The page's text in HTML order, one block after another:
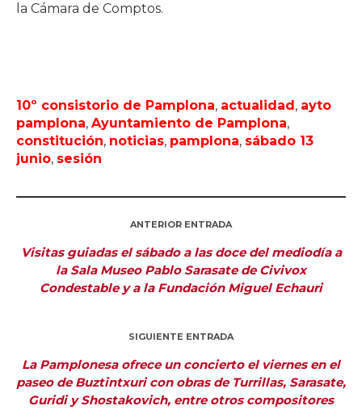
la Cámara de Comptos.
10º consistorio de Pamplona, actualidad, ayto
pamplona, Ayuntamiento de Pamplona,
constitución, noticias, pamplona, sábado 13
junio, sesión
ANTERIOR ENTRADA
Visitas guiadas el sábado a las doce del mediodía a
la Sala Museo Pablo Sarasate de Civivox
Condestable y a la Fundación Miguel Echauri
SIGUIENTE ENTRADA
La Pamplonesa ofrece un concierto el viernes en el
paseo de Buztintxuri con obras de Turrillas, Sarasate,
Guridi y Shostakovich, entre otros compositores